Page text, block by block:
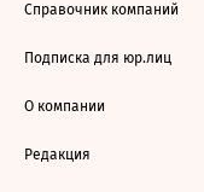
Справочник компаний
Подписка для юр.лиц
О компании
Редакция